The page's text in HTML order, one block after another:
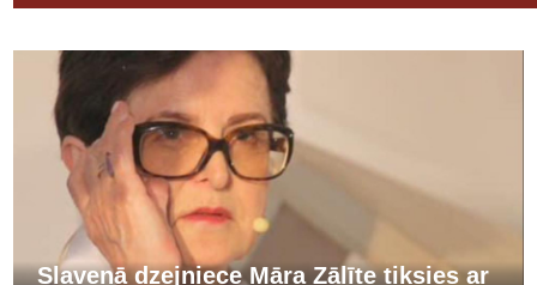
Slavenā dzejniece Māra Zālīte tiksies ar